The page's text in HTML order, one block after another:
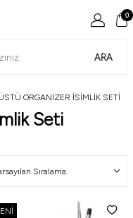
ARA
0
ORGANIZER İSIMLIK SETI
Seti